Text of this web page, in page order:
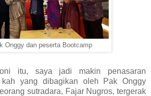
Onggy dan peserta Bootcamp
itu, saya jadi makin penasaran
yang dibagikan oleh Pak Onggy
sutradara, Fajar Nugros, tergerak